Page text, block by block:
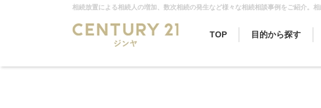
TOP 目的から探す